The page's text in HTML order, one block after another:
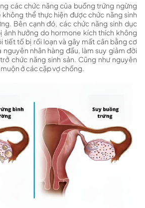
các chức năng của buồng trứng ngừng
thể thực hiện được chức năng sinh
Bên cạnh đó, các chức năng sinh dục
ảnh hưởng do hormone kích thích không
tiết tố bị rối loạn và gây mất cân bằng cơ
nhân hàng đầu, làm suy giảm đời
chức năng sinh sản. Cũng như nguyên
ở các cặp vợ chồng.